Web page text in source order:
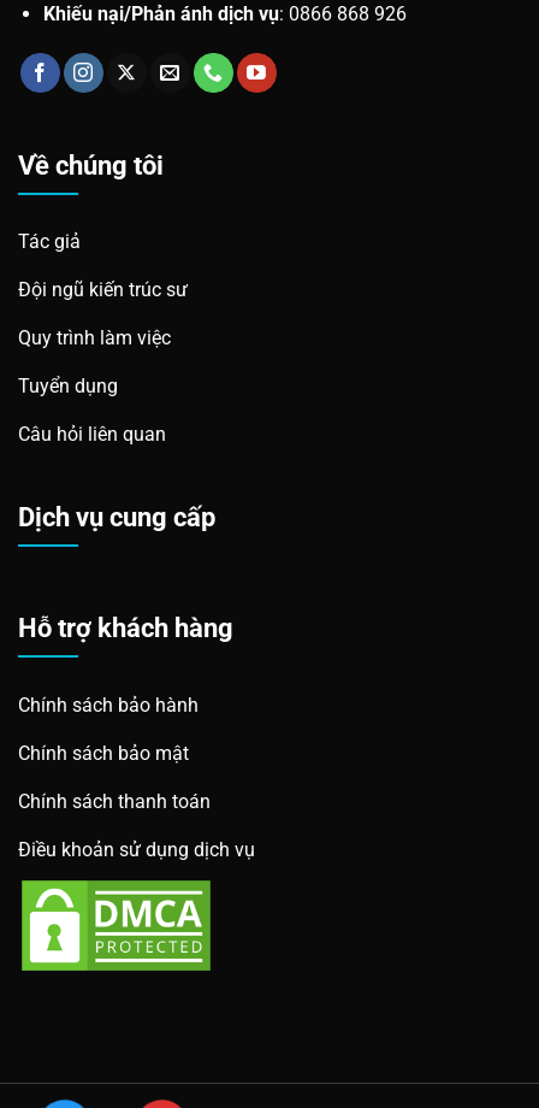
Khiếu nại/Phản ánh dịch vụ: 0866 868 926
Về chúng tôi
Tác giả
Đội ngũ kiến trúc sư
Quy trình làm việc
Tuyển dụng
Câu hỏi liên quan
Dịch vụ cung cấp
Hỗ trợ khách hàng
Chính sách bảo hành
Chính sách bảo mật
Chính sách thanh toán
Điều khoản sử dụng dịch vụ